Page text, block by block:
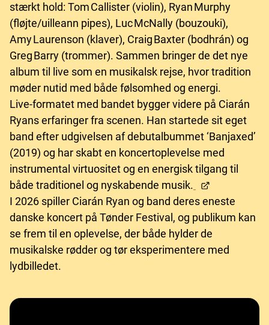
stærkt hold: Tom Callister (violin), Ryan Murphy
(fløjte/uilleann pipes), Luc McNally (bouzouki),
Amy Laurenson (klaver), Craig Baxter (bodhrán) og
Greg Barry (trommer). Sammen bringer de det nye
album til live som en musikalsk rejse, hvor tradition
møder nutid med både følsomhed og energi.
Live-formatet med bandet bygger videre på Ciarán
Ryans erfaringer fra scenen. Han startede sit eget
band efter udgivelsen af debutalbummet ‘Banjaxed’
(2019) og har skabt en koncertoplevelse med
instrumental virtuositet og en energisk tilgang til
både traditionel og nyskabende musik.
I 2026 spiller Ciarán Ryan og band deres eneste
danske koncert på Tønder Festival, og publikum kan
se frem til en oplevelse, der både hylder de
musikalske rødder og tør eksperimentere med
lydbilledet.